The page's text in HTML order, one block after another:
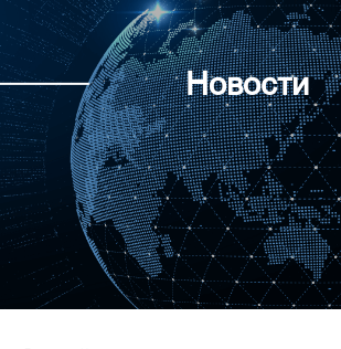
Новости